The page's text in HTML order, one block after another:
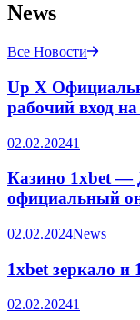
News
Все Новости
Up X
рабочий вход на
02.02.20241
Казино 1xbet —
официальный
02.02.2024News
1xbet зеркало и
02.02.20241